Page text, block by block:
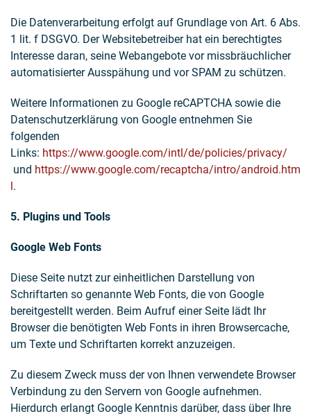
Die Datenverarbeitung erfolgt auf Grundlage von Art. 6 Abs.
1 lit. f DSGVO. Der Websitebetreiber hat ein berechtigtes
Interesse daran, seine Webangebote vor missbräuchlicher
automatisierter Ausspähung und vor SPAM zu schützen.
Weitere Informationen zu Google reCAPTCHA sowie die
Datenschutzerklärung von Google entnehmen Sie
folgenden
Links: https://www.google.com/intl/de/policies/privacy/
und https://www.google.com/recaptcha/intro/android.htm
.
5. Plugins und Tools
Google Web Fonts
Diese Seite nutzt zur einheitlichen Darstellung von
Schriftarten so genannte Web Fonts, die von Google
bereitgestellt werden. Beim Aufruf einer Seite lädt Ihr
Browser die benötigten Web Fonts in ihren Browsercache,
um Texte und Schriftarten korrekt anzuzeigen.
Zu diesem Zweck muss der von Ihnen verwendete Browser
Verbindung zu den Servern von Google aufnehmen.
Hierdurch erlangt Google Kenntnis darüber, dass über Ihre